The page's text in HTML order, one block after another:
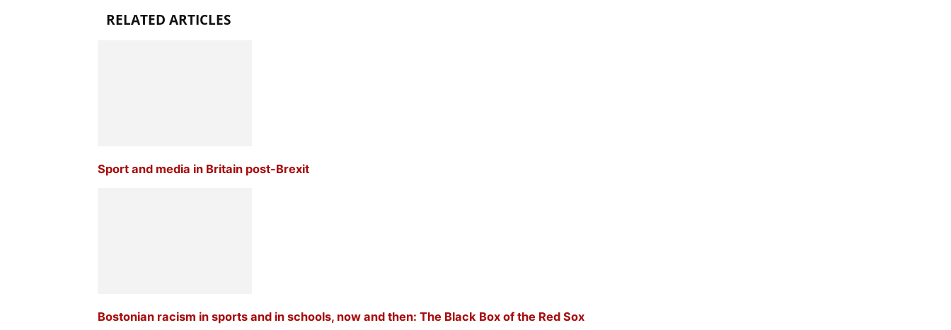
RELATED ARTICLES
Sport and media in Britain post-Brexit
Bostonian racism in sports and in schools, now and then: The Black Box of the Red Sox